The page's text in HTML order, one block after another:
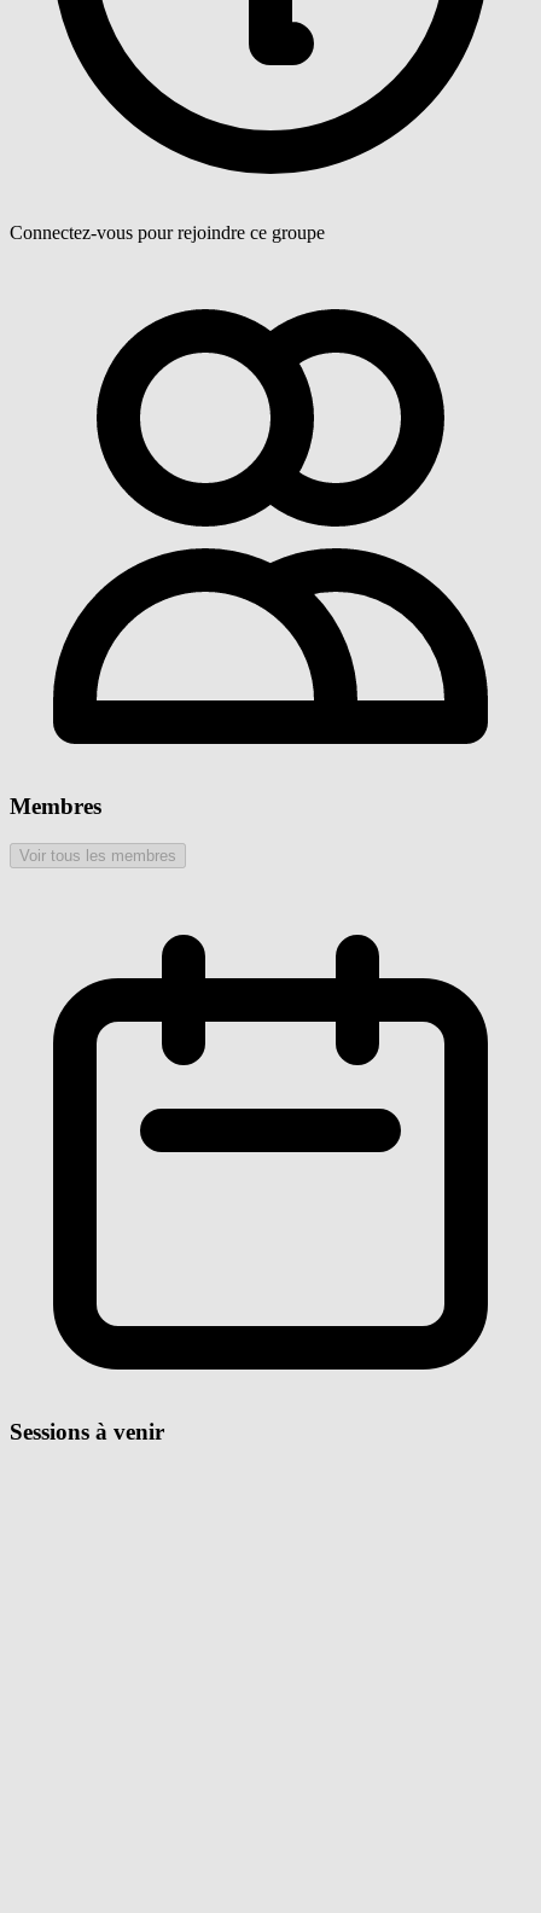
Connectez-vous pour rejoindre ce groupe
Membres
Voir tous les membres
Sessions à venir